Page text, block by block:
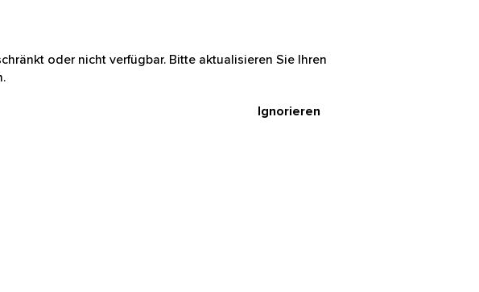
oder nicht verfügbar. Bitte aktualisieren Sie Ihren
Ignorieren